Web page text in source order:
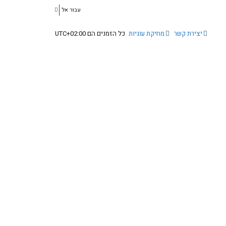
עבור אל
כל הזמנים הםUTC+02:00 מחיקת עוגיות יצירת קשר